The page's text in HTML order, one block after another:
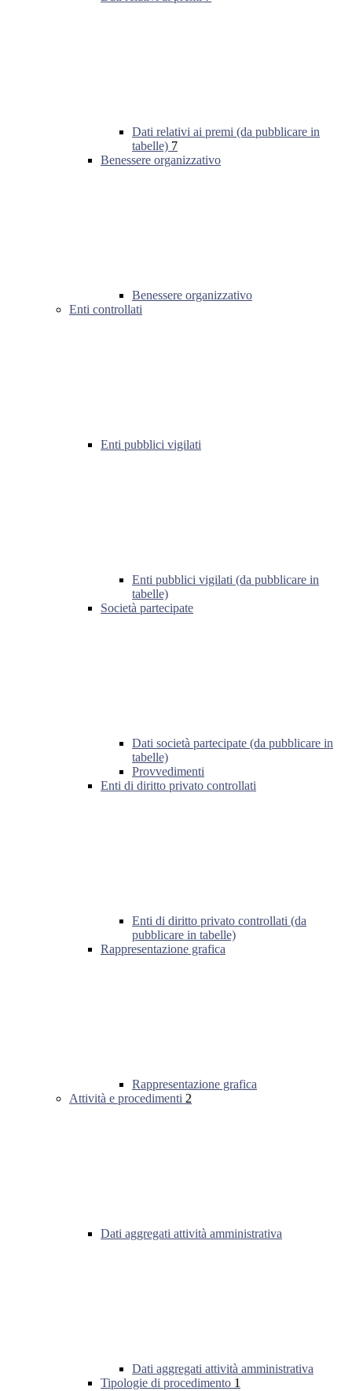
Dati relativi ai premi (da pubblicare in
tabelle) 7
Benessere organizzativo
Benessere organizzativo
Enti controllati
Enti pubblici vigilati
Enti pubblici vigilati (da pubblicare in
tabelle)
Società partecipate
Dati società partecipate (da pubblicare in
tabelle)
Provvedimenti
Enti di diritto privato controllati
Enti di diritto privato controllati (da
pubblicare in tabelle)
Rappresentazione grafica
Rappresentazione grafica
Attività e procedimenti 2
Dati aggregati attività amministrativa
Dati aggregati attività amministrativa
Tipologie di procedimento 1